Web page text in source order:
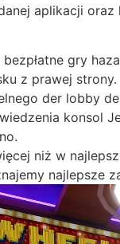
aplikacji
gry
z prawej strony.
der lobby
konsol
niż w
najlepsze